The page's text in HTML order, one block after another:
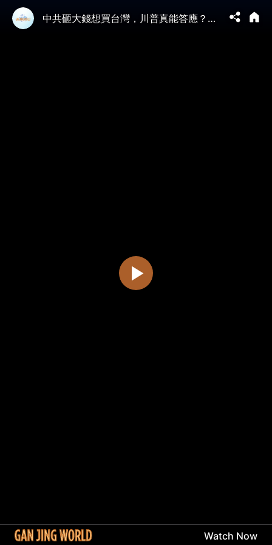
中共砸大錢想買台灣，川普真能答應？川普想找習近平跟蔡英文談判？十年教訓，川普鐵了心收拾中共？（2026.3.27）｜唐浩說-世界的十字路口
Watch Now